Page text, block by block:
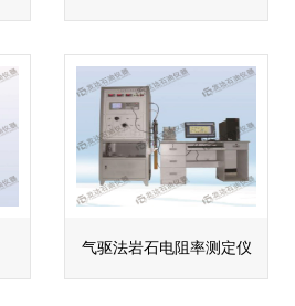
气驱法岩石电阻率测定仪